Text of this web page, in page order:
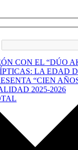
CON EL “DÚO
LA EDAD
“CIEN
2025-2026